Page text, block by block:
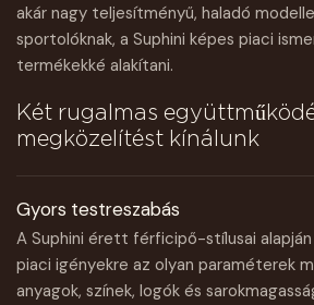
akár nagy teljesítményű, haladó
sportolóknak, a Suphini képes piaci
termékekké alakítani.
Két rugalmas
megközelítést kínálunk
Gyors testreszabás
A Suphini érett férficipő-stílusai alapján
piaci igényekre az olyan paraméterek
anyagok, színek, logók és